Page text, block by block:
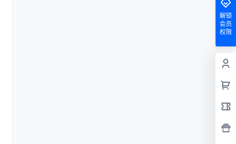
解锁
会员
权限